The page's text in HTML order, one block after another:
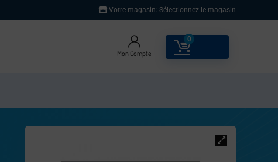
Votre magasin: Sélectionnez le magasin
Mon Compte
0